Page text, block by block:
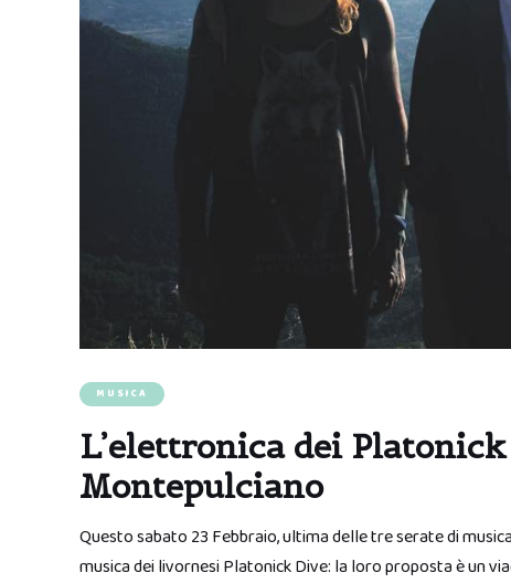
MUSICA
L’elettronica dei
Montepulciano
Questo sabato 23 Febbraio, ultima delle tre serate di
musica dei livornesi Platonick Dive: la loro proposta è un